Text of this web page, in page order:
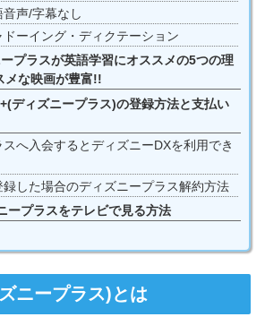
声/字幕なし
ーイング・ディクテーション
プラスが英語学習にオススメの5つの理
メな映画が豊富!!
ディズニープラス)の登録方法と支払い
へ入会するとディズニーDXを利用でき
録した場合のディズニープラス解約方法
ープラスをテレビで見る方法
ニープラス)とは